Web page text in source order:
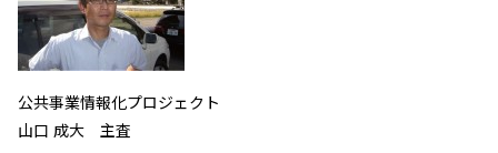
公共事業情報化プロジェクト
山口 成大 主査